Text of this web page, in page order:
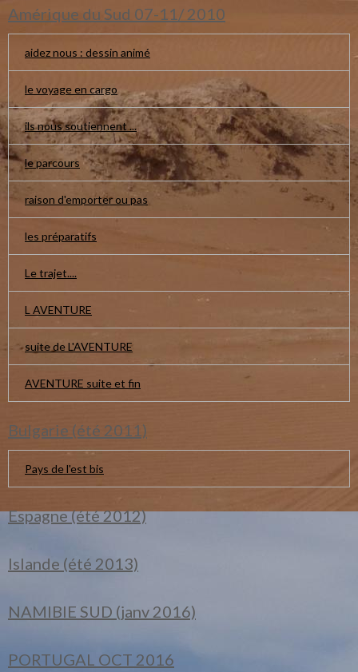
Amérique du Sud 07-11/ 2010
aidez nous : dessin animé
le voyage en cargo
ils nous soutiennent ...
le parcours
raison d'emporter ou pas
les préparatifs
Le trajet....
L AVENTURE
suite de L'AVENTURE
AVENTURE suite et fin
Bulgarie (été 2011)
Pays de l'est bis
Espagne (été 2012)
Islande (été 2013)
NAMIBIE SUD (janv 2016)
PORTUGAL OCT 2016